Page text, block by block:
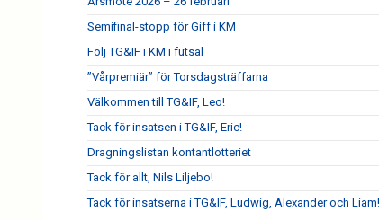
Semifinal-stopp för Giff i KM
Följ TG&IF i KM i futsal
”Vårpremiär” för Torsdagsträffarna
Välkommen till TG&IF, Leo!
Tack för insatsen i TG&IF, Eric!
Dragningslistan kontantlotteriet
Tack för allt, Nils Liljebo!
Tack för insatserna i TG&IF, Ludwig, Alexander och Liam!